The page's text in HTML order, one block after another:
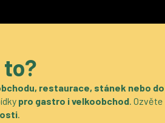
restaurace, stánek nebo do
pro gastro i velkoobchod. Ozvěte
.